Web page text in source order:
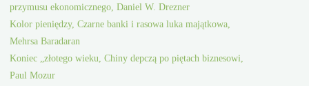
przymusu ekonomicznego, Daniel W. Drezner
Kolor pieniędzy, Czarne banki i rasowa luka majątkowa,
Mehrsa Baradaran
Koniec „złotego wieku, Chiny depczą po piętach biznesowi,
Paul Mozur